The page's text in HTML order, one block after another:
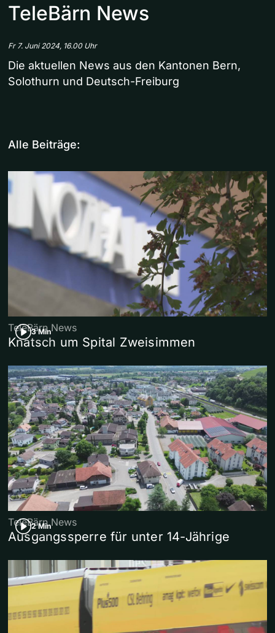
TeleBärn News
Fr 7. Juni 2024, 16.00 Uhr
Die aktuellen News aus den Kantonen Bern,
Solothurn und Deutsch-Freiburg
Alle Beiträge:
3 Min
TeleBärn News
Knatsch um Spital Zweisimmen
2 Min
TeleBärn News
Ausgangssperre für unter 14-Jährige